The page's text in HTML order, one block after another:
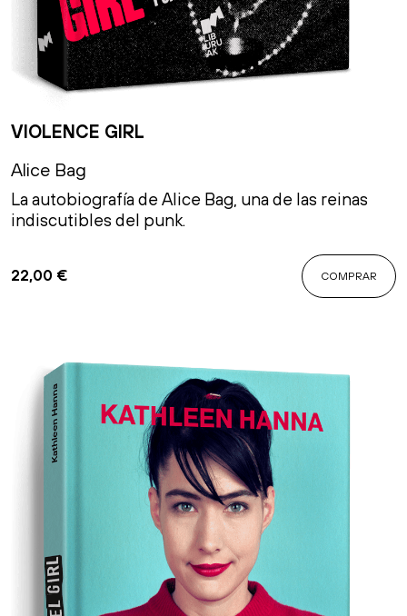
VIOLENCE GIRL
Alice Bag
La autobiografía de Alice Bag, una de las reinas
indiscutibles del punk.
22,00 € COMPRAR